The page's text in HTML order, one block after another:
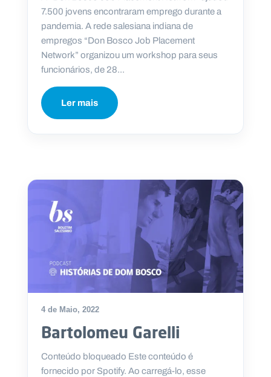
7.500 jovens encontraram emprego durante a
pandemia. A rede salesiana indiana de
empregos “Don Bosco Job Placement
Network” organizou um workshop para seus
funcionários, de 28...
Ler mais
4 de Maio, 2022
Bartolomeu Garelli
Conteúdo bloqueado Este conteúdo é
fornecido por Spotify. Ao carregá-lo, esse
e
s
l
e
tt
e